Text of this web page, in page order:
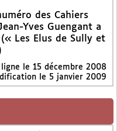
des Cahiers
Yves Guengant a
Les Elus de Sully et
le 15 décembre 2008
le 5 janvier 2009